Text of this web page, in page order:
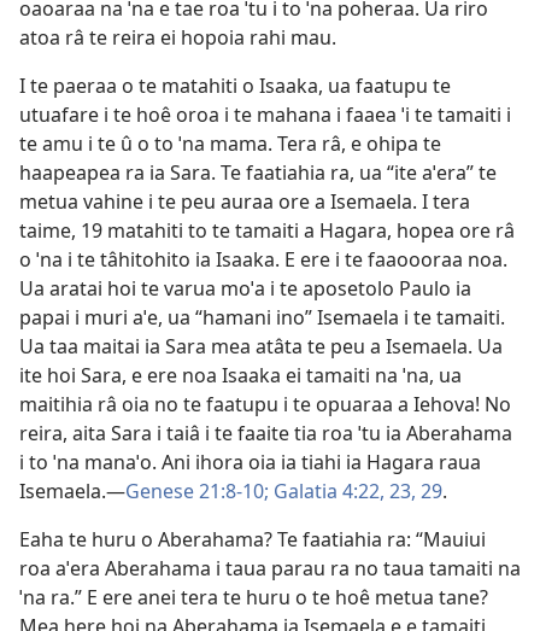
oaoaraa na ˈna e tae roa ˈtu i to ˈna poheraa. Ua riro
atoa râ te reira ei hopoia rahi mau.
I te paeraa o te matahiti o Isaaka, ua faatupu te
utuafare i te hoê oroa i te mahana i faaea ˈi te tamaiti i
te amu i te û o to ˈna mama. Tera râ, e ohipa te
haapeapea ra ia Sara. Te faatiahia ra, ua “ite aˈera” te
metua vahine i te peu auraa ore a Isemaela. I tera
taime, 19 matahiti to te tamaiti a Hagara, hopea ore râ
o ˈna i te tâhitohito ia Isaaka. E ere i te faaoooraa noa.
Ua aratai hoi te varua moˈa i te aposetolo Paulo ia
papai i muri aˈe, ua “hamani ino” Isemaela i te tamaiti.
Ua taa maitai ia Sara mea atâta te peu a Isemaela. Ua
ite hoi Sara, e ere noa Isaaka ei tamaiti na ˈna, ua
maitihia râ oia no te faatupu i te opuaraa a Iehova! No
reira, aita Sara i taiâ i te faaite tia roa ˈtu ia Aberahama
i to ˈna manaˈo. Ani ihora oia ia tiahi ia Hagara raua
Isemaela.—Genese 21:8-10; Galatia 4:22, 23, 29.
Eaha te huru o Aberahama? Te faatiahia ra: “Mauiui
roa aˈera Aberahama i taua parau ra no taua tamaiti na
ˈna ra.” E ere anei tera te huru o te hoê metua tane?